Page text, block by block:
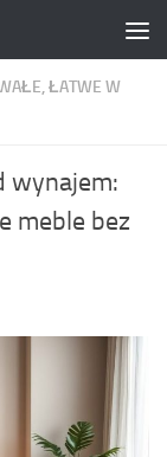
ŁATWE W
wynajem:
meble bez